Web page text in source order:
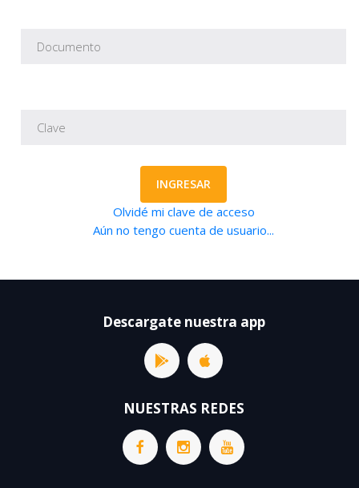
INGRESAR
Olvidé mi clave de acceso
Aún no tengo cuenta de usuario...
Descargate nuestra app
NUESTRAS REDES